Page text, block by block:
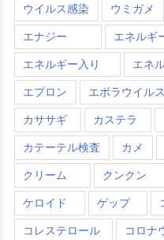
ウイルス感染 ウミガメ
エナジー エネルギ
エネルギー入り エネ
エプロン エボラウイルス
カササギ カステラ
カテーテル検査 カメ
クリーム クンクン
ケロイド ゲップ
コレステロール コロナ